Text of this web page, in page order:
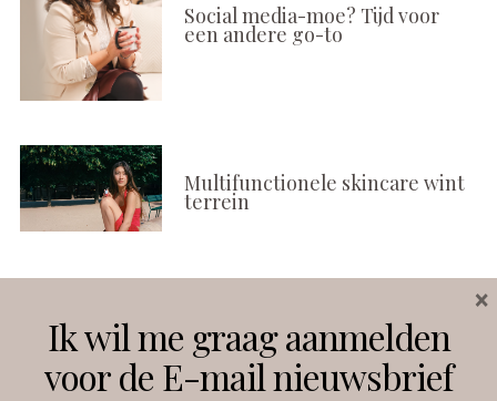
Social media-moe? Tijd voor
een andere go-to
Multifunctionele skincare wint
terrein
Instagram Facebook
Ik wil me graag aanmelden
voor de E-mail nieuwsbrief
×